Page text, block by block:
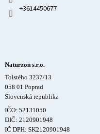
+3614450677
Naturzon s.r.o.
Tolstého 3237/13
058 01 Poprad
Slovenská republika
IČO: 52131050
DIČ: 2120901948
IČ DPH: SK2120901948